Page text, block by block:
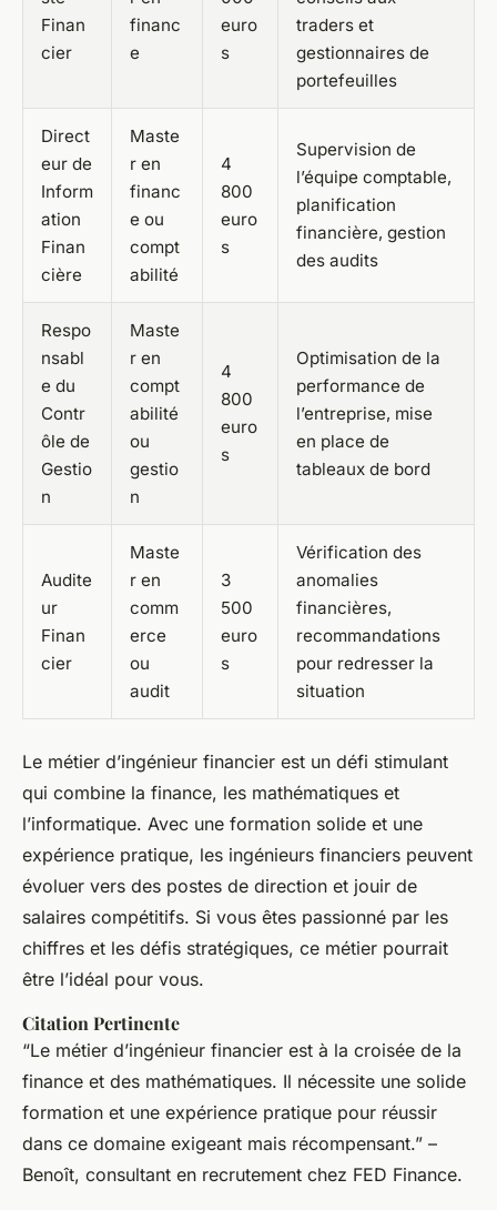
Finan
cier
financ
e
euro
s
traders et
gestionnaires de
portefeuilles
Direct
eur de
Inform
ation
Finan
cière
Maste
r en
financ
e ou
compt
abilité
4
800
euro
s
Supervision de
l’équipe comptable,
planification
financière, gestion
des audits
Respo
nsabl
e du
Contr
ôle de
Gestio
n
Maste
r en
compt
abilité
ou
gestio
n
4
800
euro
s
Optimisation de la
performance de
l’entreprise, mise
en place de
tableaux de bord
Audite
ur
Finan
cier
Maste
r en
comm
erce
ou
audit
3
500
euro
s
Vérification des
anomalies
financières,
recommandations
pour redresser la
situation
Le métier d’ingénieur financier est un défi stimulant
qui combine la finance, les mathématiques et
l’informatique. Avec une formation solide et une
expérience pratique, les ingénieurs financiers peuvent
évoluer vers des postes de direction et jouir de
salaires compétitifs. Si vous êtes passionné par les
chiffres et les défis stratégiques, ce métier pourrait
être l’idéal pour vous.
Citation Pertinente
“Le métier d’ingénieur financier est à la croisée de la
finance et des mathématiques. Il nécessite une solide
formation et une expérience pratique pour réussir
dans ce domaine exigeant mais récompensant.” –
Benoît, consultant en recrutement chez FED Finance.